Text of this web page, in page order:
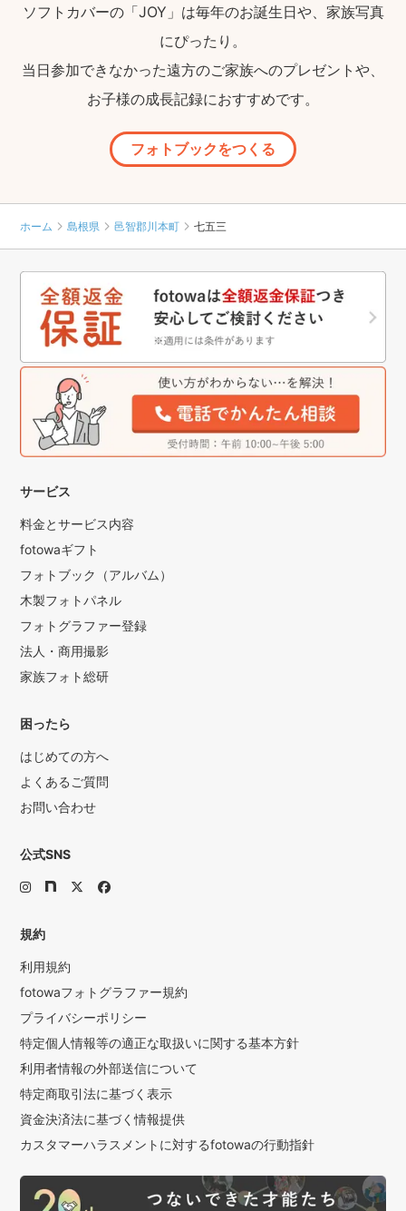
ソフトカバーの「JOY」は毎年のお誕生日や、家族写真
にぴったり。
当日参加できなかった遠方のご家族へのプレゼントや、
お子様の成長記録におすすめです。
フォトブックをつくる
ホーム 島根県 邑智郡川本町 七五三
サービス
料金とサービス内容
fotowaギフト
フォトブック（アルバム）
木製フォトパネル
フォトグラファー登録
法人・商用撮影
家族フォト総研
困ったら
はじめての方へ
よくあるご質問
お問い合わせ
公式SNS
規約
利用規約
fotowaフォトグラファー規約
プライバシーポリシー
特定個人情報等の適正な取扱いに関する基本方針
利用者情報の外部送信について
特定商取引法に基づく表示
資金決済法に基づく情報提供
カスタマーハラスメントに対するfotowaの行動指針